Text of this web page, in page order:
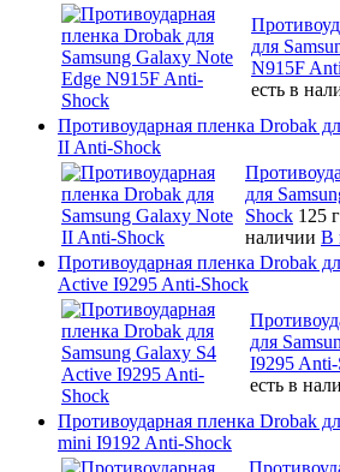
для
N915F
есть в
Противоударная пленка Drobak
II Anti-Shock
для
Shock 125
наличии В
Противоударная пленка Drobak
Active I9295 Anti-Shock
для
I9295
есть в
Противоударная пленка Drobak
mini I9192 Anti-Shock